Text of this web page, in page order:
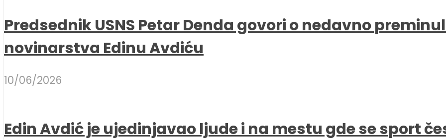
Predsednik USNS Petar Denda govori o nedavno
novinarstva Edinu Avdiću
10/06/2026
Edin Avdić je ujedinjavao ljude i na mestu gde se sport